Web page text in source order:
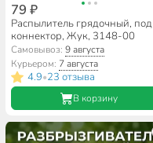
79 ₽
Распылитель грядочный, под
коннектор, Жук, 3148-00
Самовывоз:9 августа
Курьером: 7 августа
4.9•23 отзыва
В корзину